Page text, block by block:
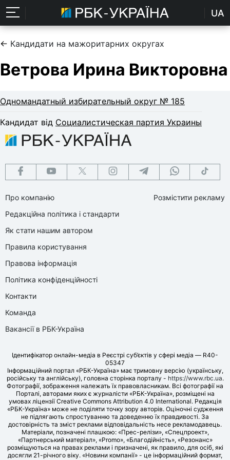
UA
← Кандидати на мажоритарних округах
Ветрова Ирина Викторовна
Одномандатный избирательный округ № 185
Кандидат від Социалистическая партия Украины
Про компанію
Редакційна політика і стандарти
Як стати нашим автором
Правила користування
Правова інформація
Політика конфіденційності
Контакти
Команда
Вакансії в РБК-Україна
Розмістити рекламу
Ідентифікатор онлайн-медіа в Реєстрі суб’єктів у сфері медіа — R40-
05347
Інформаційний портал «РБК-Україна» має тримовну версію (українську,
російську та англійську), головна сторінка порталу - https://www.rbc.ua.
Фотографії, зображення належать їх правовласникам. Всі фотографії на
Порталі, авторами яких є журналісти «РБК-Україна», розміщені на
умовах ліцензії Creative Commons Attribution 4.0 International. Редакція
«РБК-Україна» може не поділяти точку зору авторів. Оціночні судження
не підлягають спростуванню та доведенню їх правдивості. За
достовірність та зміст реклами відповідальність несе рекламодавець.
Матеріали, позначені плашкою: «Прес-релізи», «Спецпроект»,
«Партнерський матеріал», «Promo», «Благодійність», «Резонанс»
розміщуються на правах реклами і призначені, як правило, для осіб, які
досягли 21-річного віку. «Новини компанії» - це інформаційний формат,